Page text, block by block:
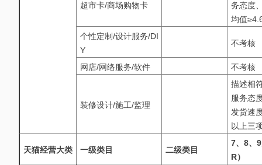
超市卡/商场购物卡
务态度
均值
个性定制/设计服务/DI
Y
不考核
网店/网络服务/软件 不考核
装修设计/施工/监理
描述相
服务态
发货速
以上三
天猫经营大类 一级类目 二级类目
7、8、
R）